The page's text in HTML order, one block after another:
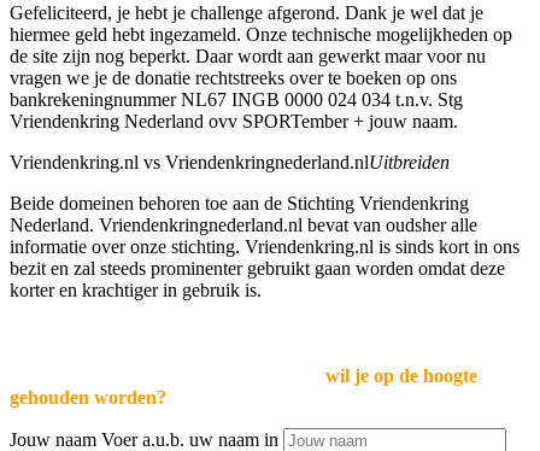
Gefeliciteerd, je hebt je challenge afgerond. Dank je wel dat je
hiermee geld hebt ingezameld. Onze technische mogelijkheden op
de site zijn nog beperkt. Daar wordt aan gewerkt maar voor nu
vragen we je de donatie rechtstreeks over te boeken op ons
bankrekeningnummer NL67 INGB 0000 024 034 t.n.v. Stg
Vriendenkring Nederland ovv SPORTember + jouw naam.
Vriendenkring.nl vs Vriendenkringnederland.nlUitbreiden
Beide domeinen behoren toe aan de Stichting Vriendenkring
Nederland. Vriendenkringnederland.nl bevat van oudsher alle
informatie over onze stichting. Vriendenkring.nl is sinds kort in ons
bezit en zal steeds prominenter gebruikt gaan worden omdat deze
korter en krachtiger in gebruik is.
wil je op de hoogte
gehouden worden?
Jouw naam Voer a.u.b. uw naam in